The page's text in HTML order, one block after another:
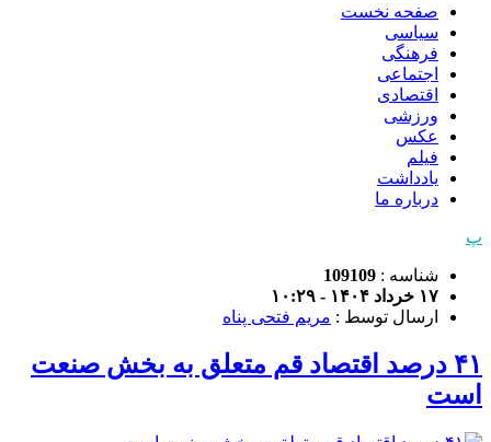
صفحه نخست
سیاسی
فرهنگی
اجتماعی
اقتصادی
ورزشی
عکس
فیلم
یادداشت
درباره ما
پ
شناسه : 109109
۱۷ خرداد ۱۴۰۴ - ۱۰:۲۹
ارسال توسط : مریم فتحی پناه
۴۱ درصد اقتصاد قم متعلق به بخش صنعت
است